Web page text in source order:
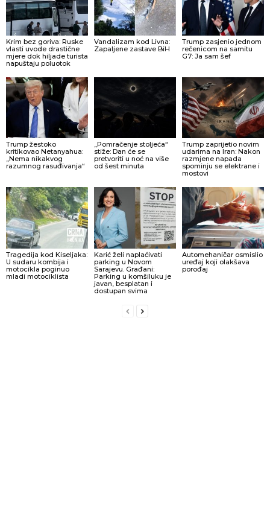
Krim bez goriva: Ruske
vlasti uvode drastične
mjere dok hiljade turista
napuštaju poluotok
Vandalizam kod Livna:
Zapaljene zastave BiH
Trump zasjenio jednom
rečenicom na samitu
G7: Ja sam šef
Trump žestoko
kritikovao Netanyahua:
„Nema nikakvog
razumnog rasuđivanja“
„Pomračenje stoljeća“
stiže: Dan će se
pretvoriti u noć na više
od šest minuta
Trump zaprijetio novim
udarima na Iran: Nakon
razmjene napada
spominju se elektrane i
mostovi
Tragedija kod Kiseljaka:
U sudaru kombija i
motocikla poginuo
mladi motociklista
Karić želi naplaćivati
parking u Novom
Sarajevu. Građani:
Parking u komšiluku je
javan, besplatan i
dostupan svima
Automehaničar osmislio
uređaj koji olakšava
porođaj